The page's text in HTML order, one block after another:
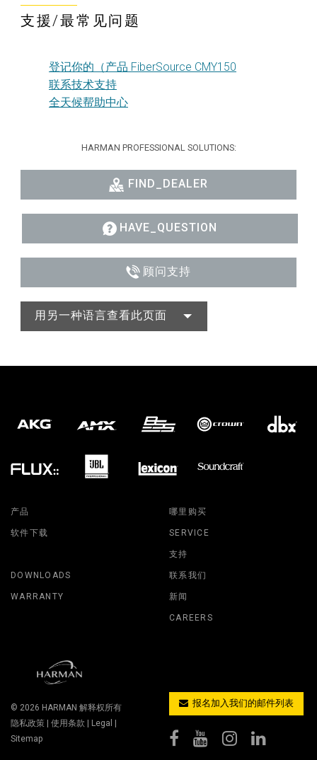
支援/最常见问题
登记你的（产品 FiberSource CMY150
联系技术支持
全天候帮助中心
HARMAN PROFESSIONAL SOLUTIONS:
FIND_DEALER
HAVE_QUESTION
顾问支持
用另一种语言查看此页面
产品
软件下载
哪里购买
SERVICE
支持
DOWNLOADS
WARRANTY
联系我们
新闻
CAREERS
© 2026 HARMAN 解释权所有
隐私政策 | 使用条款 | Legal |
Sitemap
报名加入我们的邮件列表